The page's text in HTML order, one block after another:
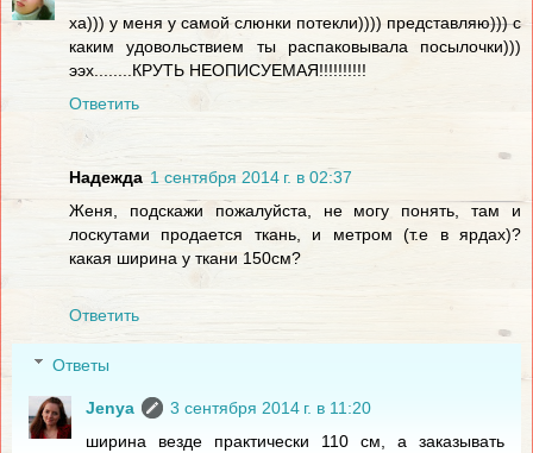
ха))) у меня у самой слюнки потекли)))) представляю))) с
каким удовольствием ты распаковывала посылочки)))
ээх........КРУТЬ НЕОПИСУЕМАЯ!!!!!!!!!!
Ответить
Надежда 1 сентября 2014 г. в 02:37
Женя, подскажи пожалуйста, не могу понять, там и
лоскутами продается ткань, и метром (т.е в ярдах)?
какая ширина у ткани 150см?
Ответить
Ответы
Jenya
3 сентября 2014 г. в 11:20
ширина везде практически 110 см, а заказывать